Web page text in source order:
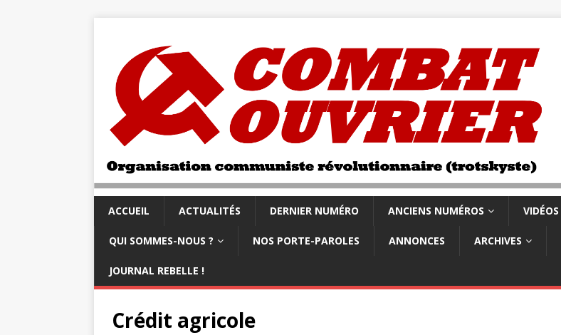
ACCUEIL ACTUALITÉS DERNIER NUMÉRO ANCIENS NUMÉROS VIDÉOS
QUI SOMMES-NOUS ? NOS PORTE-PAROLES ANNONCES ARCHIVES
JOURNAL REBELLE !
Crédit agricole